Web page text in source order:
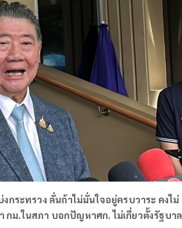
ระทรวง ลั่นถ้าไม่มั่นใจอยู่ครบวาระ คงไม่
ม.ในสภา บอกปัญหาศก. ไม่เกี่ยวตั้งรัฐบาล